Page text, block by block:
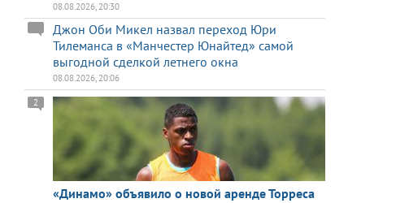
08.08.2026, 20:30
Джон Оби Микел назвал переход Юри
Тилеманса в «Манчестер Юнайтед» самой
выгодной сделкой летнего окна
08.08.2026, 20:06
«Динамо» объявило о новой аренде Торреса
2